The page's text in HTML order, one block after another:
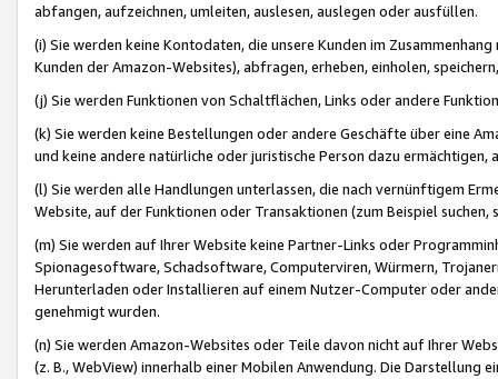
abfangen, aufzeichnen, umleiten, auslesen, auslegen oder ausfüllen.
(i) Sie werden keine Kontodaten, die unsere Kunden im
Kunden der Amazon-Websites), abfragen, erheben, einholen,
(j) Sie werden Funktionen von Schaltflächen, Links oder andere
(k) Sie werden keine Bestellungen oder andere Geschäfte über eine
und keine andere natürliche oder juristische Person dazu
(l) Sie werden alle Handlungen unterlassen, die nach vernünftigem
Website, auf der Funktionen oder Transaktionen (zum Beispiel
(m) Sie werden auf Ihrer Website keine Partner-Links oder
Spionagesoftware, Schadsoftware, Computerviren, Würmern,
Herunterladen oder Installieren auf einem Nutzer-Computer oder
genehmigt wurden.
(n) Sie werden Amazon-Websites oder Teile davon nicht auf Ihrer
(z. B., WebView) innerhalb einer Mobilen Anwendung. Die Darstellung